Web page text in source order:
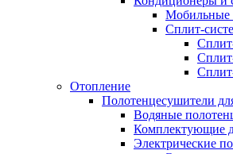
Мобильные
Сплит-
Отопление
Полотенцесушители
Водяные
Комплектующие
Электрические